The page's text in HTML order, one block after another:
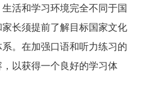
活和学习环境完全不同于国
长须提前了解目标国家文化
。在加强口语和听力练习的
以获得一个良好的学习体